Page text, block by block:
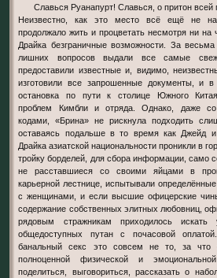
Славься Руанапурт! Славься, о притон всей погани этого полушария!
Неизвестно, как это место всё ещё не
продолжало жить и процветать несмотря ни на
Драйка безграничные возможности. За
лишних вопросов выдали все самые
предоставили известные и, видимо,
изготовили все запрошенные документы, и
остановка по пути к столице Южного
проблем Кимбли и отряда. Однако, даже
кодами, «Брина» не рискнула подходить
оставаясь подальше в то время как Джейд и
Драйка азиатской национальности проникли в
тройку борделей, для сбора информации, само
не расставшиеся со своими яйцами в
карьерной лестнице, испытывали
с женщинами, и если высшие офицерские
содержание собственных элитных любовниц,
рядовым стражникам приходилось
общедоступных путан с почасовой
банальный секс это совсем не то, за что
полноценной физической и
поделиться, выговориться, рассказать о